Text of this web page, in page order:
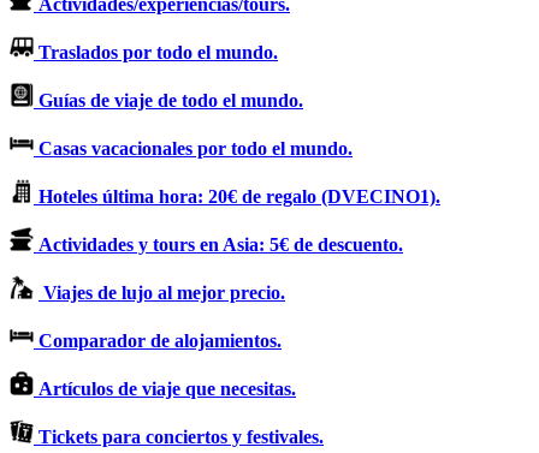
Actividades/experiencias/tours.
Traslados por todo el mundo.
Guías de viaje de todo el mundo.
Casas vacacionales por todo el mundo.
Hoteles última hora: 20€ de regalo (DVECINO1).
Actividades y tours en Asia: 5€ de descuento.
Viajes de lujo al mejor precio.
Comparador de alojamientos.
Artículos de viaje que necesitas.
Tickets para conciertos y festivales.